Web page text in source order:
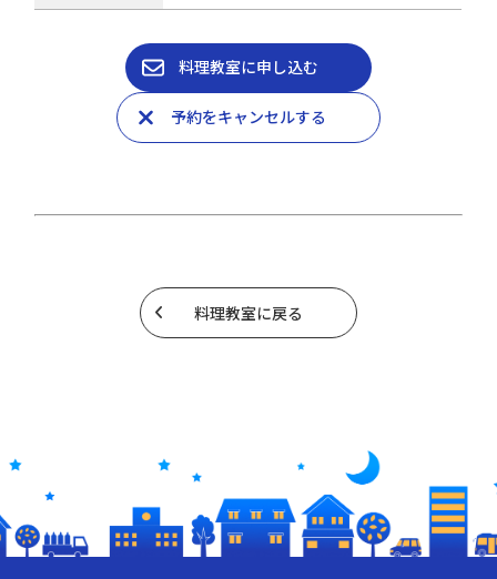
料理教室に申し込む
予約をキャンセルする
料理教室に戻る